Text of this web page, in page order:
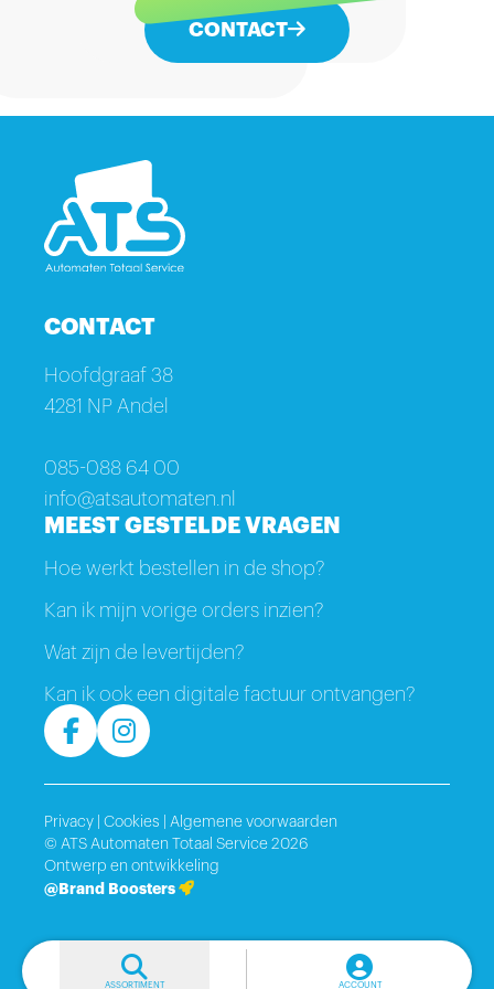
ASSORTIMENT ACCOUNT
CONTACT
CONTACT
Hoofdgraaf 38
4281 NP Andel
085-088 64 00
info@atsautomaten.nl
MEEST GESTELDE VRAGEN
Hoe werkt bestellen in de shop?
Kan ik mijn vorige orders inzien?
Wat zijn de levertijden?
Kan ik ook een digitale factuur ontvangen?
Ontwerp en ontwikkeling
@Brand Boosters
© ATS Automaten Totaal Service 2026
Privacy Cookies Algemene voorwaarden